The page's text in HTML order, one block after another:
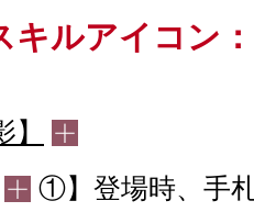
キルアイコン
】
①】登場時、手